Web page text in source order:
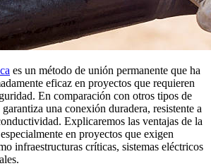
es un método de unión permanente que ha
eficaz en proyectos que requieren
En comparación con otros tipos de
una conexión duradera, resistente a
Explicaremos las ventajas de la
en proyectos que exigen
infraestructuras críticas, sistemas eléctricos